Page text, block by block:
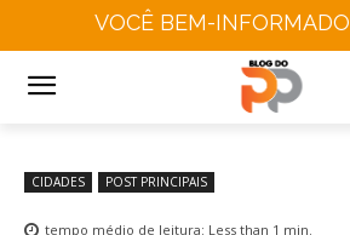
VOCÊ BEM-INFORMADO
CIDADES POST PRINCIPAIS
tempo médio de leitura: Less than 1 min.